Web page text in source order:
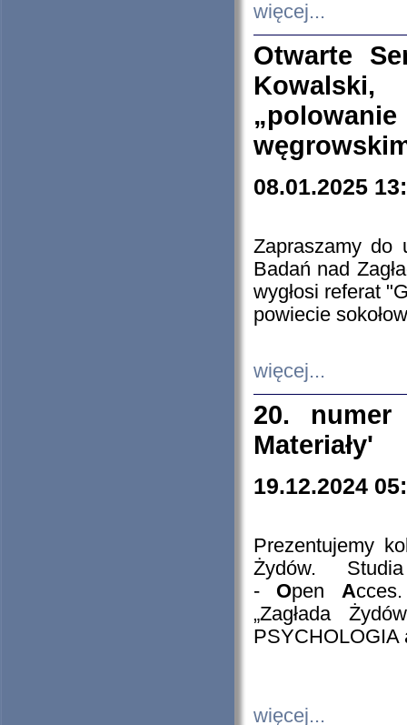
więcej...
Otwarte
08.01.2025
Zapraszamy do
Badań nad
wygłosi referat
powiecie
więcej...
20. numer
Materiały'
19.12.2024
Prezentujemy
Żydów.
- Open A
„Zagłada
PSYCHOLOGIA
więcej...